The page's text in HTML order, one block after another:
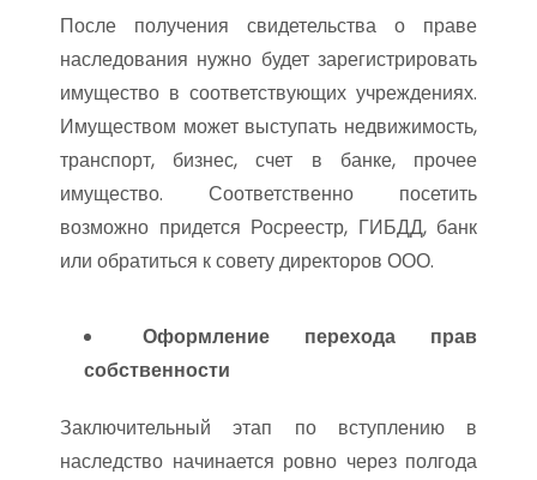
После получения свидетельства о праве
наследования нужно будет зарегистрировать
имущество в соответствующих учреждениях.
Имуществом может выступать недвижимость,
транспорт, бизнес, счет в банке, прочее
имущество. Соответственно посетить
возможно придется Росреестр, ГИБДД, банк
или обратиться к совету директоров ООО.
Оформление перехода прав
собственности
Заключительный этап по вступлению в
наследство начинается ровно через полгода